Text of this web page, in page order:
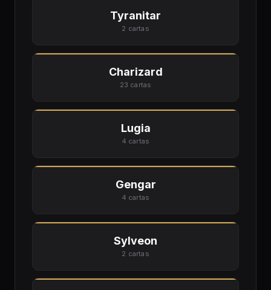
Tyranitar
2 cartas
Charizard
23 cartas
Lugia
4 cartas
Gengar
4 cartas
Sylveon
2 cartas